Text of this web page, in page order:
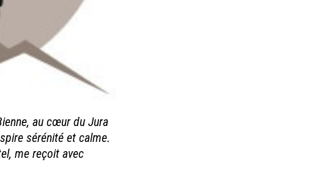
au cœur du Jura
sérénité et calme.
me reçoit avec